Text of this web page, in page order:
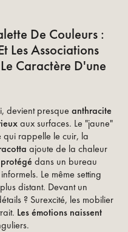
De Couleurs :
Les Associations
Caractère D'une
devient presque anthracite
aux surfaces. Le "jaune"
qui rappelle le cuir, la
ajoute de la chaleur
dans un bureau
Le même setting
distant. Devant un
? Surexcité, les mobilier
Les émotions naissent